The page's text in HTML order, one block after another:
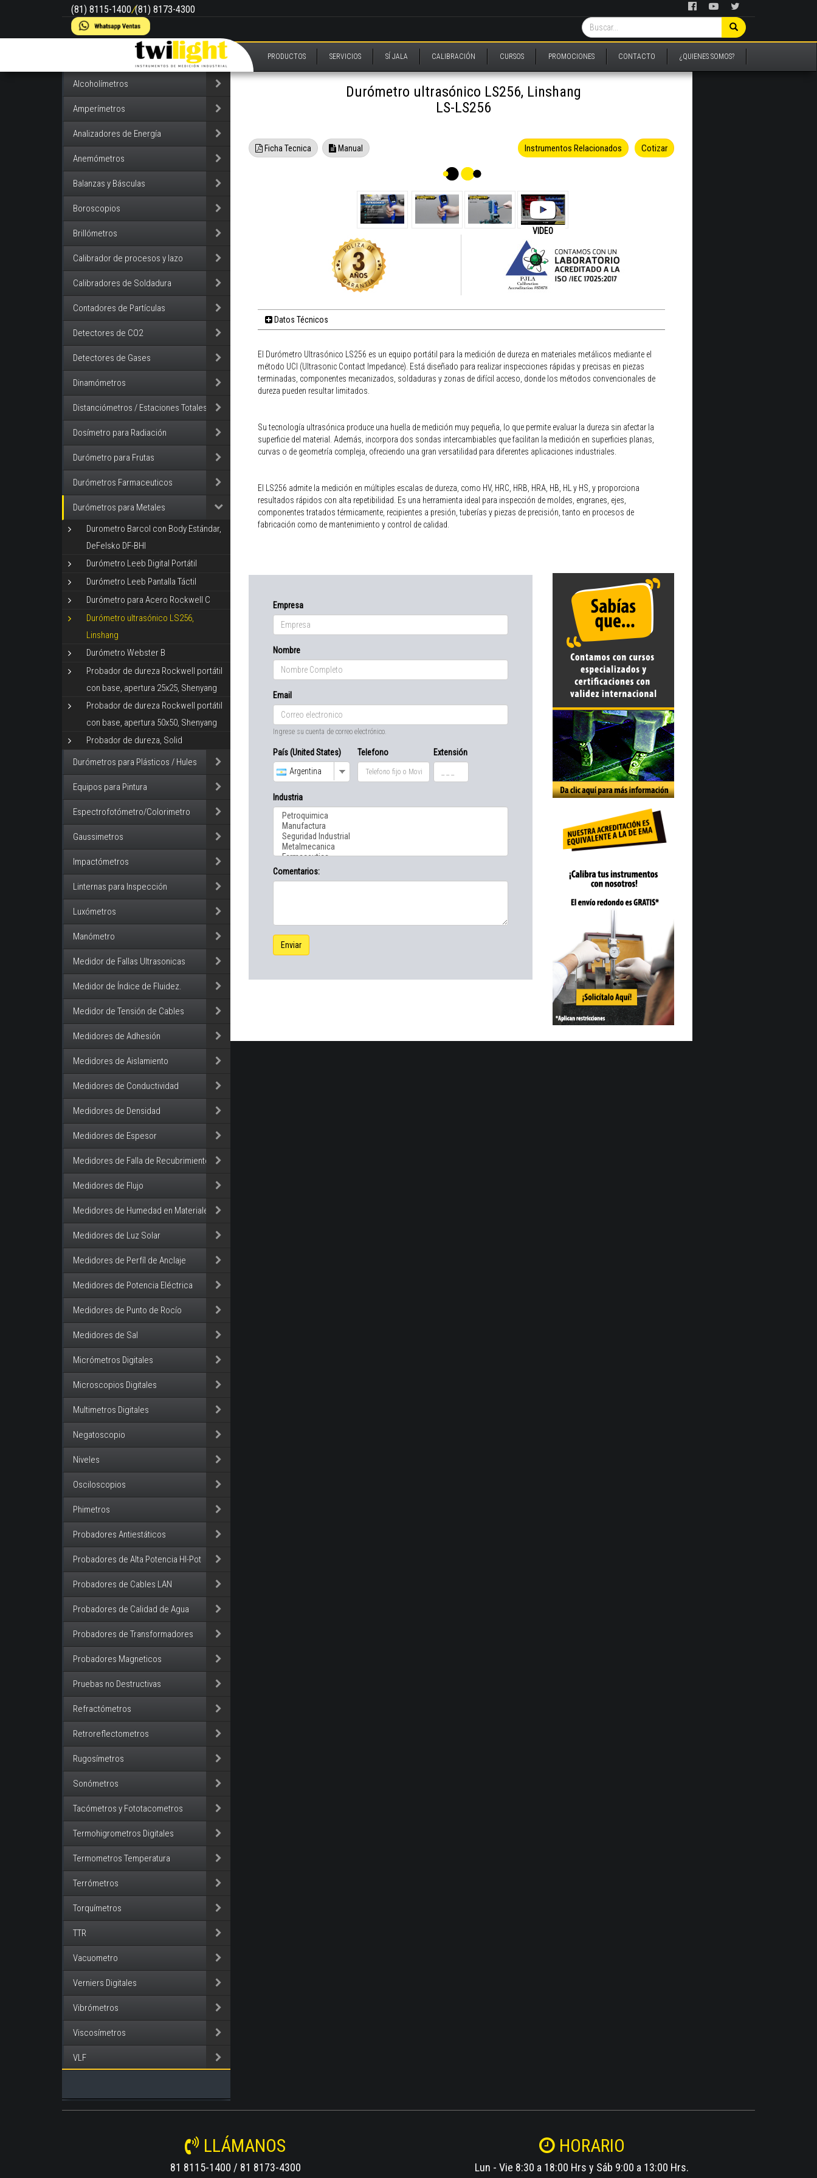
(81) 8115-1400/(81) 8173-4300
PRODUCTOS SERVICIOS SÍ JALA CALIBRACIÓN CURSOS PROMOCIONES CONTACTO ¿QUIENES SOMOS?
Alcoholímetros
Amperímetros
Analizadores de Energía
Anemómetros
Balanzas y Básculas
Boroscopios
Brillómetros
Calibrador de procesos y lazo
Calibradores de Soldadura
Contadores de Partículas
Detectores de CO2
Detectores de Gases
Dinamómetros
Distanciómetros / Estaciones Totales
Dosímetro para Radiación
Durómetro para Frutas
Durómetros Farmaceuticos
Durómetros para Metales
Durometro Barcol con Body Estándar,
DeFelsko DF-BHI
Durómetro Leeb Digital Portátil
Durómetro Leeb Pantalla Táctil
Durómetro para Acero Rockwell C
Durómetro ultrasónico LS256,
Linshang
Durómetro Webster B
Probador de dureza Rockwell portátil
con base, apertura 25x25, Shenyang
Probador de dureza Rockwell portátil
con base, apertura 50x50, Shenyang
Probador de dureza, Solid
Durómetros para Plásticos / Hules
Equipos para Pintura
Espectrofotómetro/Colorimetro
Gaussimetros
Impactómetros
Linternas para Inspección
Luxómetros
Manómetro
Medidor de Fallas Ultrasonicas
Medidor de Índice de Fluidez.
Medidor de Tensión de Cables
Medidores de Adhesión
Medidores de Aislamiento
Medidores de Conductividad
Medidores de Densidad
Medidores de Espesor
Medidores de Falla de Recubrimiento
Medidores de Flujo
Medidores de Humedad en Materiales
Medidores de Luz Solar
Medidores de Perfíl de Anclaje
Medidores de Potencia Eléctrica
Medidores de Punto de Rocío
Medidores de Sal
Micrómetros Digitales
Microscopios Digitales
Multimetros Digitales
Negatoscopio
Niveles
Osciloscopios
Phimetros
Probadores Antiestáticos
Probadores de Alta Potencia HI-Pot
Probadores de Cables LAN
Probadores de Calidad de Agua
Probadores de Transformadores
Probadores Magneticos
Pruebas no Destructivas
Refractómetros
Retroreflectometros
Rugosímetros
Sonómetros
Tacómetros y Fototacometros
Termohigrometros Digitales
Termometros Temperatura
Terrómetros
Torquímetros
TTR
Vacuometro
Verniers Digitales
Vibrómetros
Viscosímetros
VLF
Durómetro ultrasónico LS256, Linshang
LS-LS256
Cotizar
Instrumentos Relacionados
Ficha Tecnica Manual
VIDEO
Datos Técnicos
El Durómetro Ultrasónico LS256 es un equipo portátil para la medición de dureza en materiales metálicos mediante el
método UCI (Ultrasonic Contact Impedance). Está diseñado para realizar inspecciones rápidas y precisas en piezas
terminadas, componentes mecanizados, soldaduras y zonas de difícil acceso, donde los métodos convencionales de
dureza pueden resultar limitados.
Su tecnología ultrasónica produce una huella de medición muy pequeña, lo que permite evaluar la dureza sin afectar la
superficie del material. Además, incorpora dos sondas intercambiables que facilitan la medición en superficies planas,
curvas o de geometría compleja, ofreciendo una gran versatilidad para diferentes aplicaciones industriales.
El LS256 admite la medición en múltiples escalas de dureza, como HV, HRC, HRB, HRA, HB, HL y HS, y proporciona
resultados rápidos con alta repetibilidad. Es una herramienta ideal para inspección de moldes, engranes, ejes,
componentes tratados térmicamente, recipientes a presión, tuberías y piezas de precisión, tanto en procesos de
fabricación como de mantenimiento y control de calidad.
Empresa
Nombre
Email
Ingrese su cuenta de correo electrónico.
País (United States)
Argentina
Telefono Extensión
Industria
Comentarios:
Enviar
LLÁMANOS
81 8115-1400 / 81 8173-4300
HORARIO
Lun - Vie 8:30 a 18:00 Hrs y Sáb 9:00 a 13:00 Hrs.